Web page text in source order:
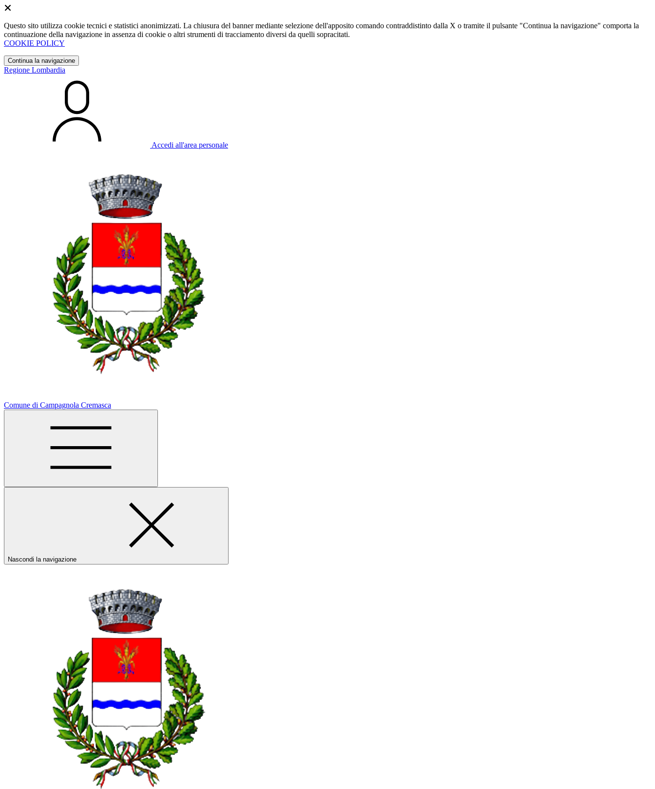
Questo sito utilizza cookie tecnici e statistici anonimizzati. La chiusura del banner mediante selezione dell'apposito comando contraddistinto dalla X o tramite il pulsante "Continua la navigazione" comporta la
continuazione della navigazione in assenza di cookie o altri strumenti di tracciamento diversi da quelli sopracitati.
COOKIE POLICY
Continua la navigazione
Regione Lombardia
Accedi all'area personale
Comune di Campagnola Cremasca
Nascondi la navigazione